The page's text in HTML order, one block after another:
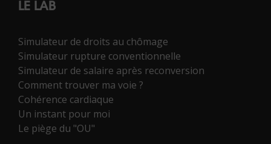
LE LAB
Simulateur de droits au chômage
Simulateur rupture conventionnelle
Simulateur de salaire après reconversion
Comment trouver ma voie ?
Cohérence cardiaque
Un instant pour moi
Le piège du "OU"